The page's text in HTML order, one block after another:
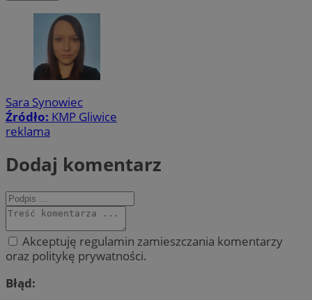
Sara Synowiec
Źródło: KMP Gliwice
reklama
Dodaj komentarz
Akceptuję regulamin zamieszczania komentarzy
oraz politykę prywatności.
Błąd: